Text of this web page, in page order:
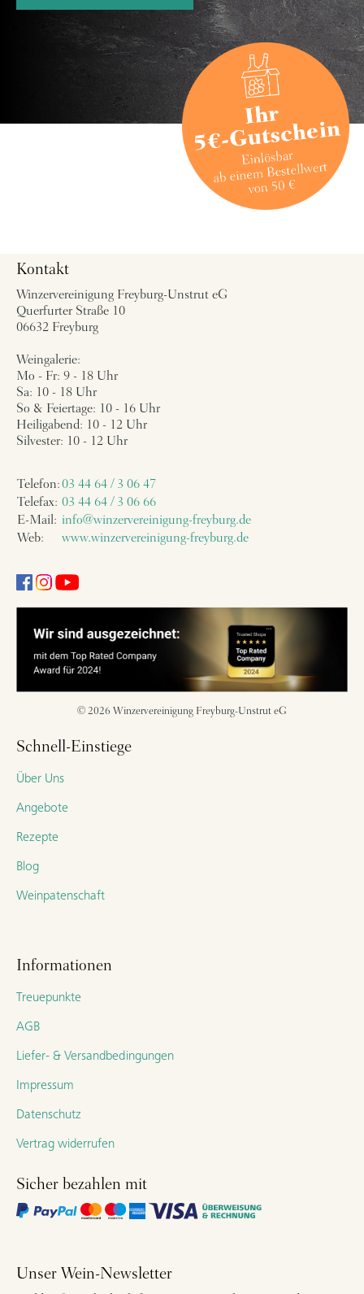
Kontakt
Winzervereinigung Freyburg-Unstrut eG
Querfurter Straße 10
06632 Freyburg
Weingalerie:
Mo - Fr: 9 - 18 Uhr
Sa: 10 - 18 Uhr
So & Feiertage: 10 - 16 Uhr
Heiligabend: 10 - 12 Uhr
Silvester: 10 - 12 Uhr
Telefon:03 44 64 / 3 06 47
Telefax: 03 44 64 / 3 06 66
E-Mail: info@winzervereinigung-freyburg.de
Web:
www.winzervereinigung-freyburg.de
© 2026 Winzervereinigung Freyburg-Unstrut eG
Schnell-Einstiege
Über Uns
Angebote
Rezepte
Blog
Weinpatenschaft
Informationen
Treuepunkte
AGB
Liefer- & Versandbedingungen
Impressum
Datenschutz
Vertrag widerrufen
Sicher bezahlen mit
Unser Wein-Newsletter